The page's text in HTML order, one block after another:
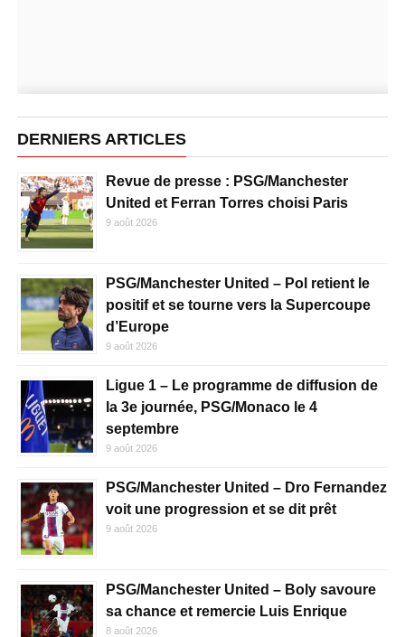
DERNIERS ARTICLES
Revue de presse : PSG/Manchester
United et Ferran Torres choisi Paris
9 août 2026
PSG/Manchester United – Pol retient le
positif et se tourne vers la Supercoupe
d’Europe
9 août 2026
Ligue 1 – Le programme de diffusion de
la 3e journée, PSG/Monaco le 4
septembre
9 août 2026
PSG/Manchester United – Dro Fernandez
voit une progression et se dit prêt
9 août 2026
PSG/Manchester United – Boly savoure
sa chance et remercie Luis Enrique
8 août 2026